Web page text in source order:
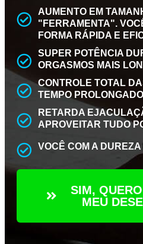
AUMENTO EM
"FERRAMENTA".
FORMA RÁPIDA E
SUPER POTÊNCIA
ORGASMOS MAIS
CONTROLE TOTAL
TEMPO PROLONGADO
RETARDA
APROVEITAR TUDO
VOCÊ COM A
SIM,
MEU